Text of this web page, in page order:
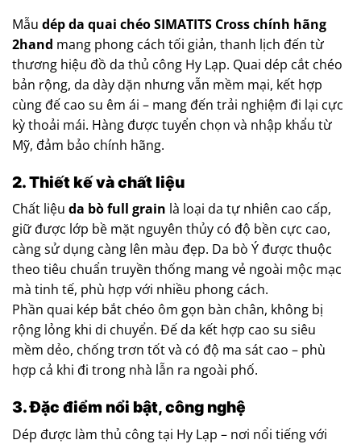
Mẫu dép da quai chéo SIMATITS Cross chính hãng
2hand mang phong cách tối giản, thanh lịch đến từ
thương hiệu đồ da thủ công Hy Lạp. Quai dép cắt chéo
bản rộng, da dày dặn nhưng vẫn mềm mại, kết hợp
cùng đế cao su êm ái – mang đến trải nghiệm đi lại cực
kỳ thoải mái. Hàng được tuyển chọn và nhập khẩu từ
Mỹ, đảm bảo chính hãng.
2. Thiết kế và chất liệu
Chất liệu da bò full grain là loại da tự nhiên cao cấp,
giữ được lớp bề mặt nguyên thủy có độ bền cực cao,
càng sử dụng càng lên màu đẹp. Da bò Ý được thuộc
theo tiêu chuẩn truyền thống mang vẻ ngoài mộc mạc
mà tinh tế, phù hợp với nhiều phong cách.
Phần quai kép bắt chéo ôm gọn bàn chân, không bị
rộng lỏng khi di chuyển. Đế da kết hợp cao su siêu
mềm dẻo, chống trơn tốt và có độ ma sát cao – phù
hợp cả khi đi trong nhà lẫn ra ngoài phố.
3. Đặc điểm nổi bật, công nghệ
Dép được làm thủ công tại Hy Lạp – nơi nổi tiếng với